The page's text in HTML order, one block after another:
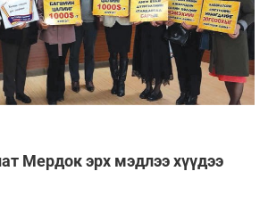
эвлэлийн хорооноос нэгдэхээ
Мердок эрх мэдлээ хүүдээ